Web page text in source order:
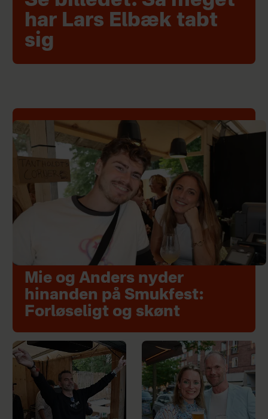
har Lars Elbæk tabt
sig
Mie og Anders nyder
hinanden på Smukfest:
Forløseligt og skønt